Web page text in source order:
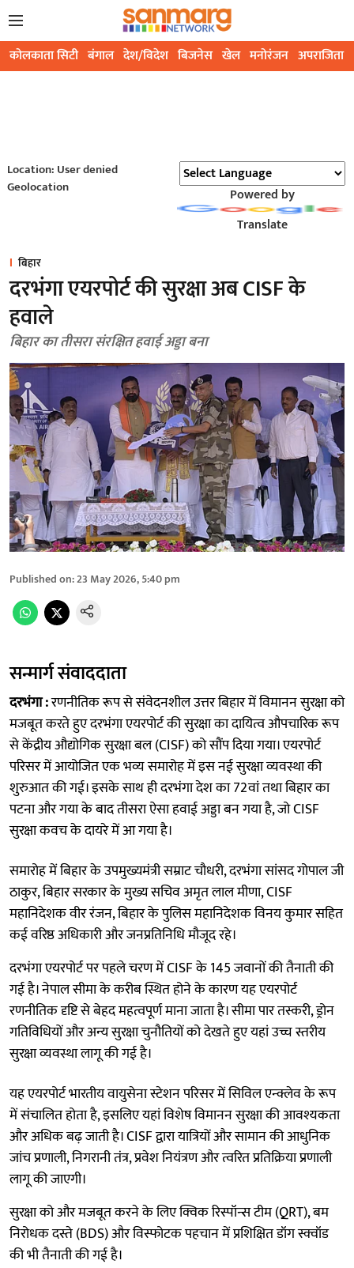
कोलकाता सिटी बंगाल देश/विदेश बिजनेस खेल मनोरंजन अपराजिता
Location: User denied
Geolocation
Powered by
Translate
बिहार
दरभंगा एयरपोर्ट की सुरक्षा अब CISF के
हवाले
बिहार का तीसरा संरक्षित हवाई अड्डा बना
Published on:23 May 2026, 5:40 pm
सन्मार्ग संवाददाता
दरभंगा :रणनीतिक रूप से संवेदनशील उत्तर बिहार में विमानन सुरक्षा को
मजबूत करते हुए दरभंगा एयरपोर्ट की सुरक्षा का दायित्व औपचारिक रूप
से केंद्रीय औद्योगिक सुरक्षा बल (CISF) को सौंप दिया गया। एयरपोर्ट
परिसर में आयोजित एक भव्य समारोह में इस नई सुरक्षा व्यवस्था की
शुरुआत की गई। इसके साथ ही दरभंगा देश का 72वां तथा बिहार का
पटना और गया के बाद तीसरा ऐसा हवाई अड्डा बन गया है, जो CISF
सुरक्षा कवच के दायरे में आ गया है।
समारोह में बिहार के उपमुख्यमंत्री सम्राट चौधरी, दरभंगा सांसद गोपाल जी
ठाकुर, बिहार सरकार के मुख्य सचिव अमृत लाल मीणा, CISF
महानिदेशक वीर रंजन, बिहार के पुलिस महानिदेशक विनय कुमार सहित
कई वरिष्ठ अधिकारी और जनप्रतिनिधि मौजूद रहे।
दरभंगा एयरपोर्ट पर पहले चरण में CISF के 145 जवानों की तैनाती की
गई है। नेपाल सीमा के करीब स्थित होने के कारण यह एयरपोर्ट
रणनीतिक दृष्टि से बेहद महत्वपूर्ण माना जाता है। सीमा पार तस्करी, ड्रोन
गतिविधियों और अन्य सुरक्षा चुनौतियों को देखते हुए यहां उच्च स्तरीय
सुरक्षा व्यवस्था लागू की गई है।
यह एयरपोर्ट भारतीय वायुसेना स्टेशन परिसर में सिविल एन्क्लेव के रूप
में संचालित होता है, इसलिए यहां विशेष विमानन सुरक्षा की आवश्यकता
और अधिक बढ़ जाती है। CISF द्वारा यात्रियों और सामान की आधुनिक
जांच प्रणाली, निगरानी तंत्र, प्रवेश नियंत्रण और त्वरित प्रतिक्रिया प्रणाली
लागू की जाएगी।
सुरक्षा को और मजबूत करने के लिए क्विक रिस्पॉन्स टीम (QRT), बम
निरोधक दस्ते (BDS) और विस्फोटक पहचान में प्रशिक्षित डॉग स्क्वॉड
की भी तैनाती की गई है।